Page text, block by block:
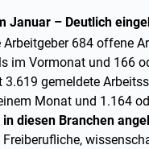
Januar – Deutlich
684 offene
im Vormonat und 166
gemeldete
Monat und 1.164
diesen Branchen